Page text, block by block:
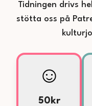
Tidningen drivs
stötta oss på
☺️
50kr